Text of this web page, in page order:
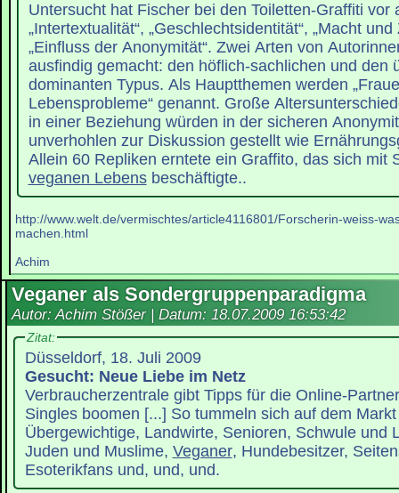
Untersucht hat Fischer bei den Toiletten-Graffiti vor
„Intertextualität“, „Geschlechtsidentität“, „Macht und
„Einfluss der Anonymität“. Zwei Arten von
ausfindig gemacht: den höflich-sachlichen und den
dominanten Typus. Als Hauptthemen werden
Lebensprobleme“ genannt. Große
in einer Beziehung würden in der sicheren
unverhohlen zur Diskussion gestellt wie
Allein 60 Repliken erntete ein Graffito, das sich mit
veganen Lebensbeschäftigte..
http://www.welt.de/vermischtes/article4116801/Forscherin-weiss-
machen.html
Achim
Veganer als Sondergruppenparadigma
Autor: Achim Stößer | Datum: 18.07.2009 16:53:42
Zitat:
Düsseldorf, 18. Juli 2009
Gesucht: Neue Liebe im Netz
Verbraucherzentrale gibt Tipps für die Online-
Singles boomen [...] So tummeln sich auf dem
Übergewichtige, Landwirte, Senioren, Schwule und
Juden und Muslime, Veganer, Hundebesitzer,
Esoterikfans und, und, und.